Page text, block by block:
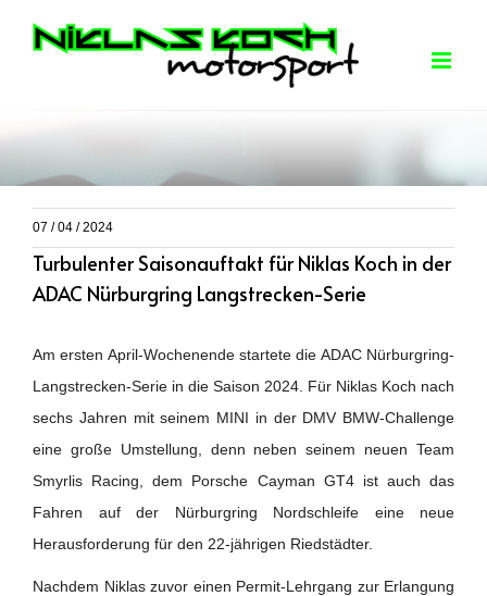
07 / 04 / 2024
Turbulenter Saisonauftakt für Niklas Koch in der
ADAC Nürburgring Langstrecken-Serie
Am ersten April-Wochenende startete die ADAC Nürburgring-
Langstrecken-Serie in die Saison 2024. Für Niklas Koch nach
sechs Jahren mit seinem MINI in der DMV BMW-Challenge
eine große Umstellung, denn neben seinem neuen Team
Smyrlis Racing, dem Porsche Cayman GT4 ist auch das
Fahren auf der Nürburgring Nordschleife eine neue
Herausforderung für den 22-jährigen Riedstädter.
Nachdem Niklas zuvor einen Permit-Lehrgang zur Erlangung